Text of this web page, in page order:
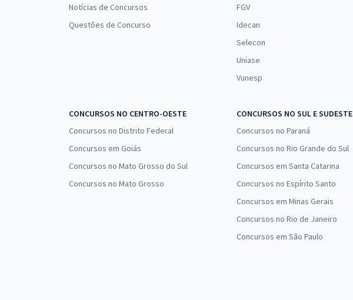
Notícias de Concursos
Questões de Concurso
FGV
Idecan
Selecon
Uniase
Vunesp
CONCURSOS NO CENTRO-OESTE
Concursos no Distrito Federal
Concursos em Goiás
Concursos no Mato Grosso do Sul
Concursos no Mato Grosso
CONCURSOS NO SUL E SUDESTE
Concursos no Paraná
Concursos no Rio Grande do Sul
Concursos em Santa Catarina
Concursos no Espírito Santo
Concursos em Minas Gerais
Concursos no Rio de Janeiro
Concursos em São Paulo